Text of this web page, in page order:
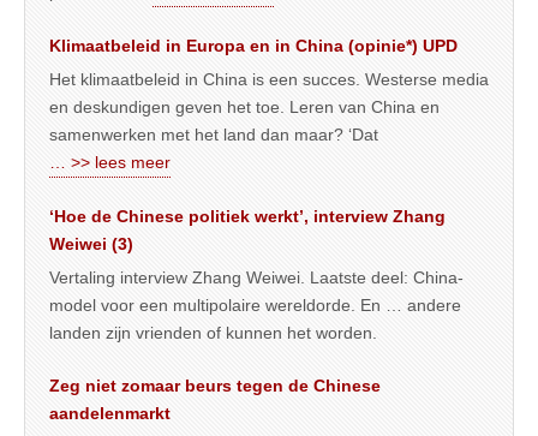
Klimaatbeleid in Europa en in China (opinie*) UPD
Het klimaatbeleid in China is een succes. Westerse media
en deskundigen geven het toe. Leren van China en
samenwerken met het land dan maar? ‘Dat
… >> lees meer
‘Hoe de Chinese politiek werkt’, interview Zhang
Weiwei (3)
Vertaling interview Zhang Weiwei. Laatste deel: China-
model voor een multipolaire wereldorde. En … andere
landen zijn vrienden of kunnen het worden.
Zeg niet zomaar beurs tegen de Chinese
aandelenmarkt